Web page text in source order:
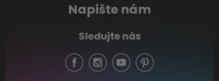
Napište nám
Sledujte nás